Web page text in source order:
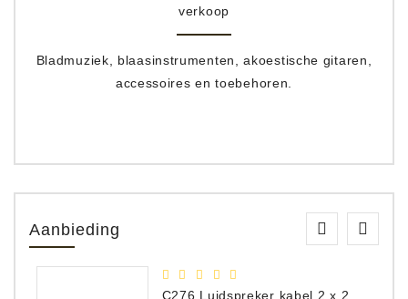
verkoop
Bladmuziek, blaasinstrumenten, akoestische gitaren,
accessoires en toebehoren.
Aanbieding
C276 Luidspreker kabel 2 x 2,50 mm² (per meter)